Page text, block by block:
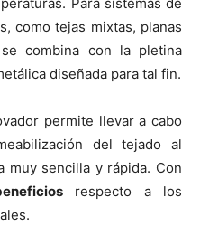
como tejas mixtas, planas
combina con la pletina
diseñada para tal fin.
permite llevar a cabo
del tejado al
muy sencilla y rápida. Con
respecto a los